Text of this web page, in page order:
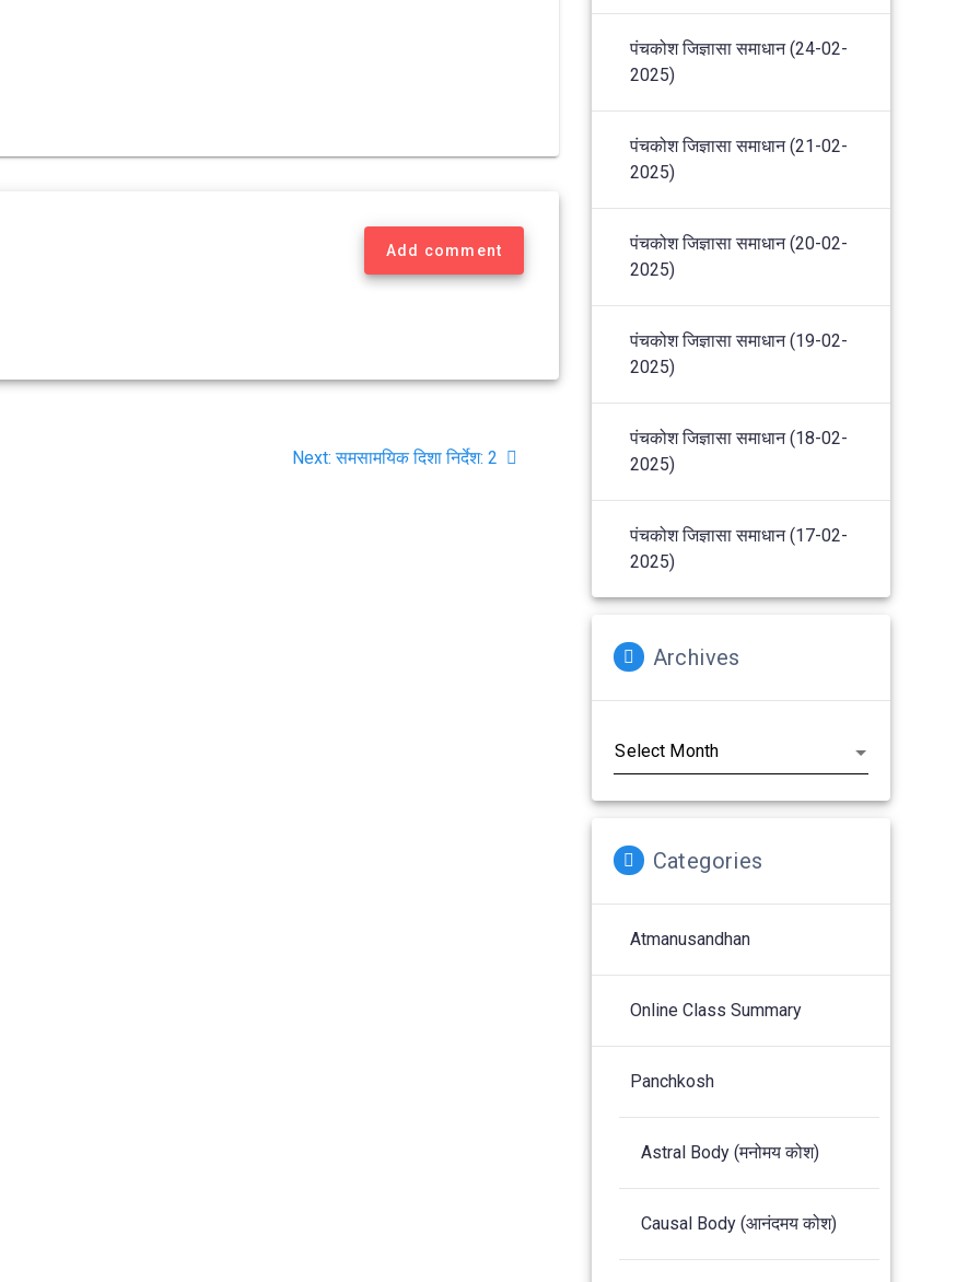
Add comment
Next: Next
समसामयिक दिशा निर्देश: 2
पंचकोश जिज्ञासा समाधान (24-02-
2025)
पंचकोश जिज्ञासा समाधान (21-02-
2025)
पंचकोश जिज्ञासा समाधान (20-02-
2025)
पंचकोश जिज्ञासा समाधान (19-02-
2025)
पंचकोश जिज्ञासा समाधान (18-02-
2025)
पंचकोश जिज्ञासा समाधान (17-02-
2025)
Archives
Categories
Atmanusandhan
Online Class Summary
Panchkosh
Astral Body (मनोमय कोश)
Causal Body (आनंदमय कोश)